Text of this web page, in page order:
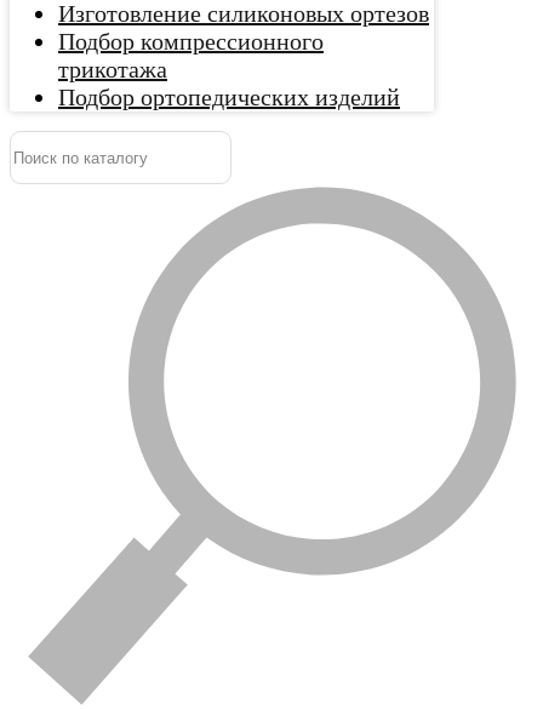
Изготовление силиконовых ортезов
Подбор компрессионного
трикотажа
Подбор ортопедических изделий